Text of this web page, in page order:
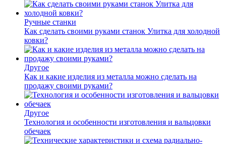
Ручные станки
Как сделать своими руками станок Улитка для холодной
ковки?
Другое
Как и какие изделия из металла можно сделать на
продажу своими руками?
Другое
Технология и особенности изготовления и вальцовки
обечаек